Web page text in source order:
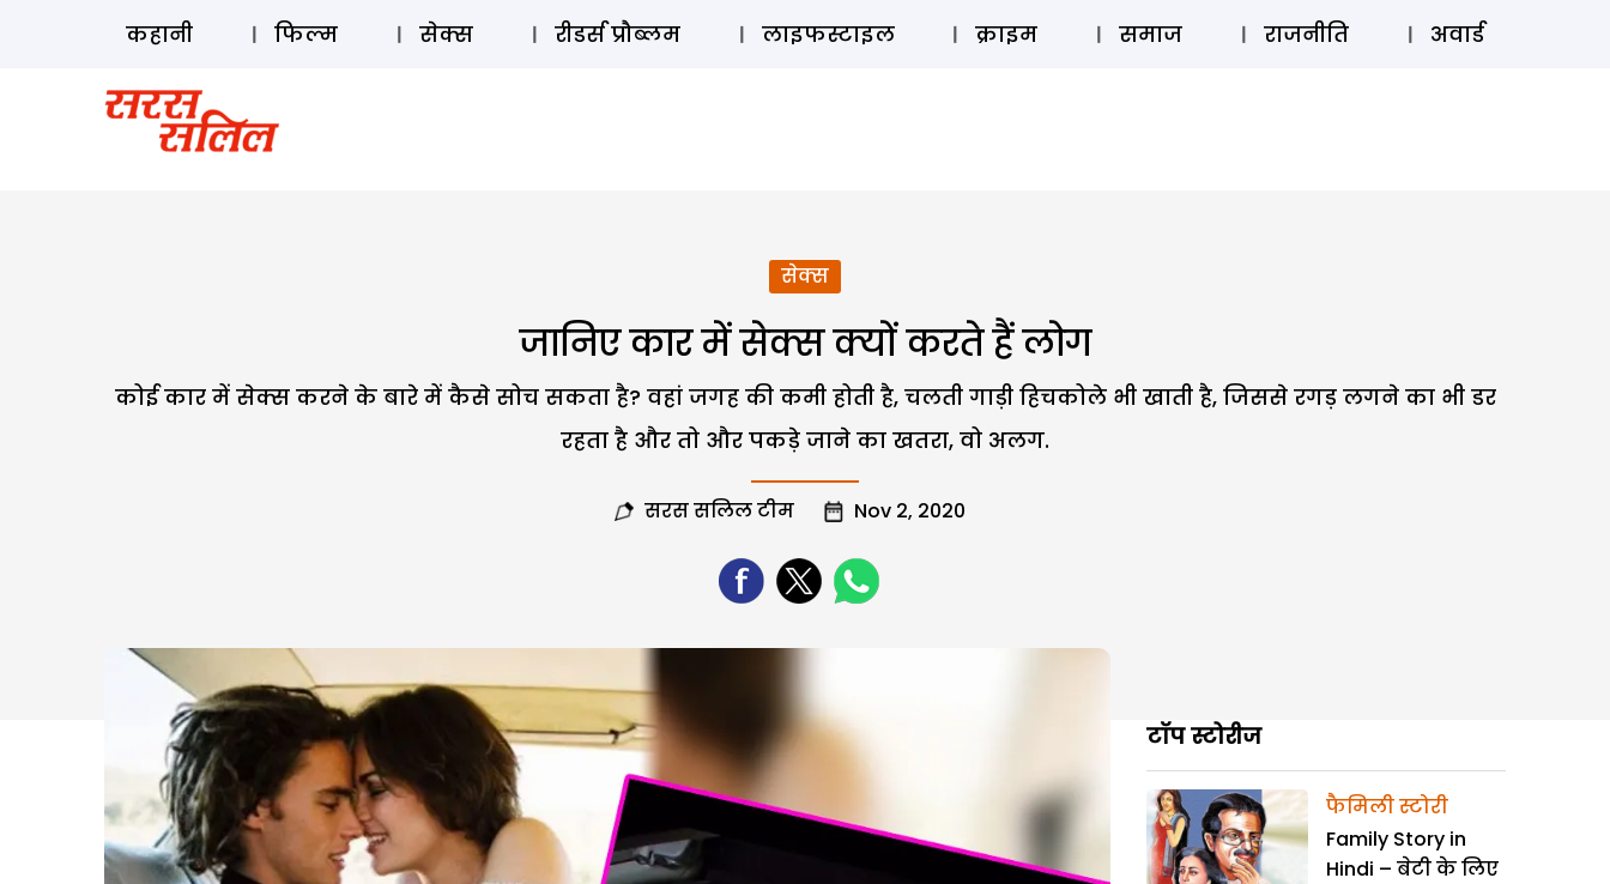
ऑडियो स्टोरी लॉग इन ⚲ SUBSCRIBE
कहानी फिल्म सेक्स रीडर्स प्रौब्लम लाइफस्टाइल क्राइम समाज राजनीति अवार्ड
सेक्स
जानिए कार में सेक्स क्यों करते हैं लोग
कोई कार में सेक्स करने के बारे में कैसे सोच सकता है? वहां जगह की कमी होती है, चलती गाड़ी हिचकोले भी खाती है, जिससे रगड़ लगने का भी डर
रहता है और तो और पकड़े जाने का खतरा, वो अलग.
सरस सलिल टीम Nov 2, 2020
टॉप स्टोरीज
फैमिली स्टोरी
Family Story in
Hindi – बेटी के लिए